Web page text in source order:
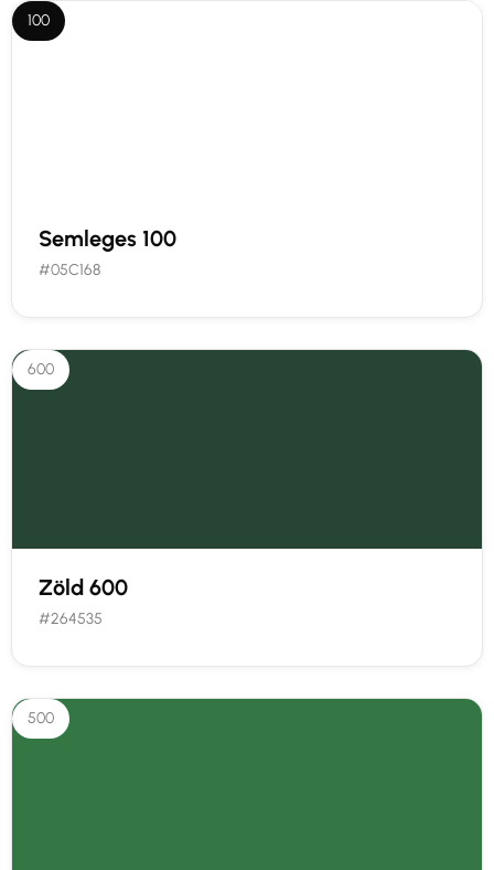
100
Semleges 100
#05C168
600
Zöld 600
#264535
500